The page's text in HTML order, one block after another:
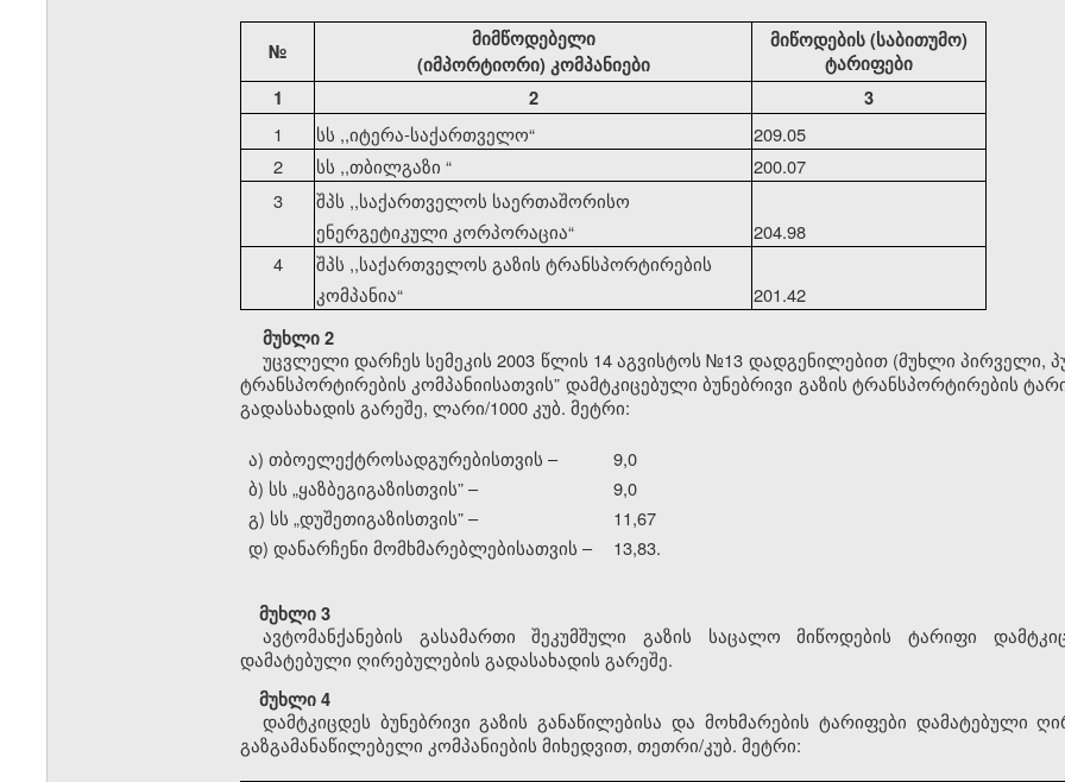
№
მიმწოდებელი
(იმპორტიორი) კომპანიები
მიწოდების (საბითუმო)
ტარიფები
1
2
3
1
სს ,,იტერა-საქართველო“
209.05
2
სს ,,თბილგაზი “
200.07
3
შპს ,,საქართველოს საერთაშორისო
ენერგეტიკული კორპორაცია“
204.98
4
შპს ,,საქართველოს გაზის ტრანსპორტირების
კომპანია“
201.42
მუხლი 2
უცვლელი დარჩეს სემეკის 2003 წლის 14 აგვისტოს №13 დადგენილებით (მუხლი პირველი,
ტრანსპორტირების კომპანიისათვის” დამტკიცებული ბუნებრივი გაზის ტრანსპორტირების
გადასახადის გარეშე, ლარი/1000 კუბ. მეტრი:
ა) თბოელექტროსადგურებისთვის –
9,0
ბ) სს„ყაზბეგიგაზისთვის” –
9,0
გ) სს„დუშეთიგაზისთვის” –
11,67
დ) დანარჩენი მომხმარებლებისათვის –
13,83.
მუხლი 3
ავტომანქანების გასამართი შეკუმშული გაზის საცალო მიწოდების ტარიფი
დამატებული ღირებულების გადასახადის გარეშე.
მუხლი 4
დამტკიცდეს ბუნებრივი გაზის განაწილებისა და მოხმარების ტარიფები დამატებული
გაზგამანაწილებელი კომპანიების მიხედვით, თეთრი/კუბ. მეტრი: